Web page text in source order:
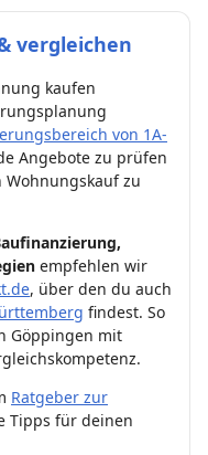
vergleichen
kaufen
von 1A-
Angebote zu prüfen
zu
empfehlen wir
, über den du auch
findest. So
Göppingen mit
Ratgeber zur
Tipps für deinen